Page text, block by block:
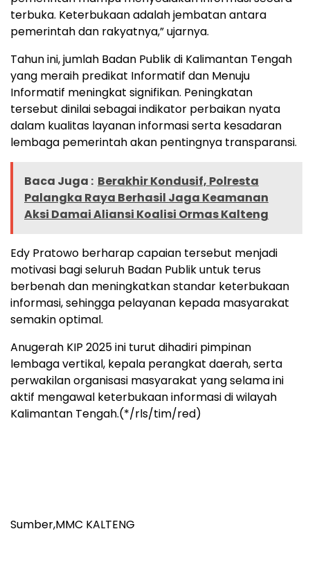
terbuka. Keterbukaan adalah jembatan antara
pemerintah dan rakyatnya,” ujarnya.
Tahun ini, jumlah Badan Publik di Kalimantan Tengah
yang meraih predikat Informatif dan Menuju
Informatif meningkat signifikan. Peningkatan
tersebut dinilai sebagai indikator perbaikan nyata
dalam kualitas layanan informasi serta kesadaran
lembaga pemerintah akan pentingnya transparansi.
Baca Juga : Berakhir Kondusif, Polresta
Palangka Raya Berhasil Jaga Keamanan
Aksi Damai Aliansi Koalisi Ormas Kalteng
Edy Pratowo berharap capaian tersebut menjadi
motivasi bagi seluruh Badan Publik untuk terus
berbenah dan meningkatkan standar keterbukaan
informasi, sehingga pelayanan kepada masyarakat
semakin optimal.
Anugerah KIP 2025 ini turut dihadiri pimpinan
lembaga vertikal, kepala perangkat daerah, serta
perwakilan organisasi masyarakat yang selama ini
aktif mengawal keterbukaan informasi di wilayah
Kalimantan Tengah.(*/rls/tim/red)
Sumber,MMC KALTENG